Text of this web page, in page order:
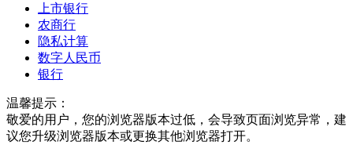
上市银行
农商行
隐私计算
数字人民币
银行
温馨提示：
敬爱的用户，您的浏览器版本过低，会导致页面浏览异常，建
议您升级浏览器版本或更换其他浏览器打开。